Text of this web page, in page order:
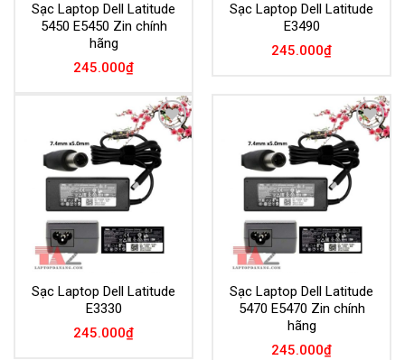
Sạc Laptop Dell Latitude
5450 E5450 Zin chính
hãng
245.000₫
Sạc Laptop Dell Latitude
E3490
245.000₫
Add to
Wishlist
Sạc Laptop Dell Latitude
E3330
245.000₫
Add to
Wishlist
Sạc Laptop Dell Latitude
5470 E5470 Zin chính
hãng
245.000₫